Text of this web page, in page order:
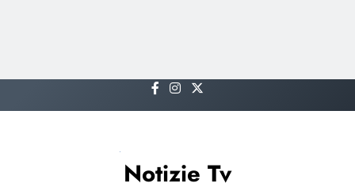
to
Notizie Tv